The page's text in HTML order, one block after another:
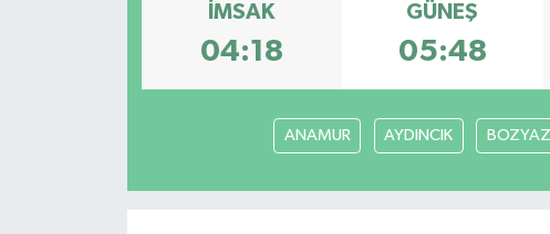
İMSAK
04:18
GÜNEŞ
05:48
ANAMUR AYDINCIK BOZYAZI